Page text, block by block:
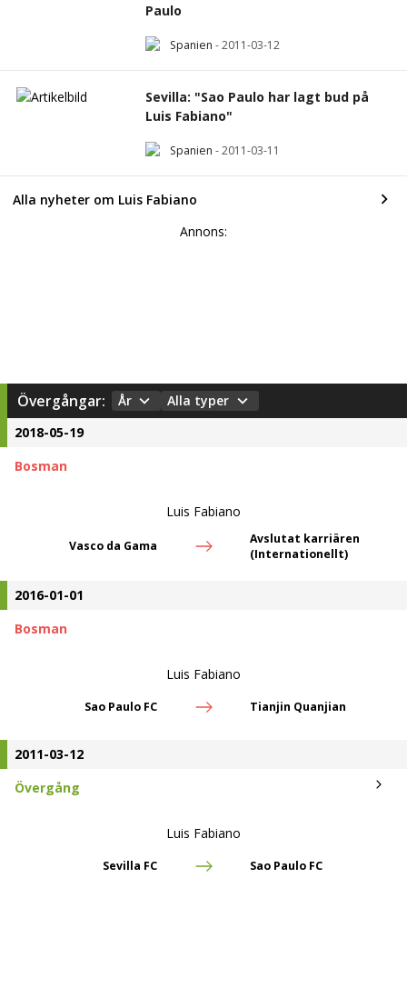
Paulo
Spanien -2011-03-12
Sevilla: "Sao Paulo har lagt bud på
Luis Fabiano"
Spanien -2011-03-11
Alla nyheter om Luis Fabiano
Annons:
Övergångar: År
Alla typer
2018-05-19
Bosman
Luis Fabiano
Vasco da Gama
Avslutat karriären
(Internationellt)
2016-01-01
Bosman
Luis Fabiano
Sao Paulo FC Tianjin Quanjian
2011-03-12
Övergång
Luis Fabiano
Sevilla FC Sao Paulo FC